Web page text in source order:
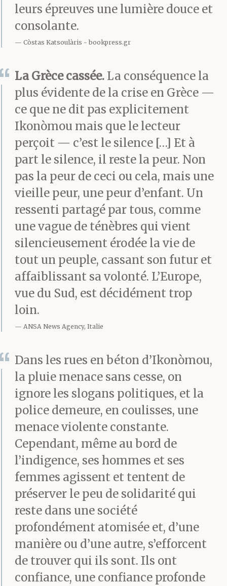
leurs épreuves une lumière douce et
consolante.
Còstas Katsoulàris bookpress.gr
La Grèce cassée. La conséquence la
plus évidente de la crise en Grèce —
ce que ne dit pas explicitement
Ikonòmou mais que le lecteur
perçoit — c’est le silence […] Et à
part le silence, il reste la peur. Non
pas la peur de ceci ou cela, mais une
vieille peur, une peur d’enfant. Un
ressenti partagé par tous, comme
une vague de ténèbres qui vient
silencieusement érodée la vie de
tout un peuple, cassant son futur et
affaiblissant sa volonté. L’Europe,
vue du Sud, est décidément trop
loin.
ANSA News Agency, Italie
Dans les rues en béton d’Ikonòmou,
la pluie menace sans cesse, on
ignore les slogans politiques, et la
police demeure, en coulisses, une
menace violente constante.
Cependant, même au bord de
l’indigence, ses hommes et ses
femmes agissent et tentent de
préserver le peu de solidarité qui
reste dans une société
profondément atomisée et, d’une
manière ou d’une autre, s’efforcent
de trouver qui ils sont. Ils ont
confiance, une confiance profonde